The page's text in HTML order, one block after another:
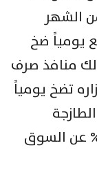
من ‏الشهر
يومياً ضخ
‏منافذ صرف
تضخ يومياً
بتخفيضات تصل إلى 30% ‏عن السوق